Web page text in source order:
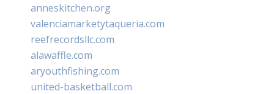
anneskitchen.org
valenciamarketytaqueria.com
reefrecordsllc.com
alawaffle.com
aryouthfishing.com
united-basketball.com